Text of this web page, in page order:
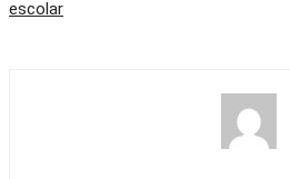
escolar